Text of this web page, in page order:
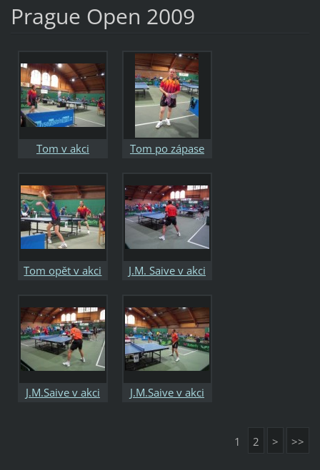
Prague Open 2009
Tom v akci Tom po zápase
Tom opět v akci J.M. Saive v akci
J.M.Saive v akci J.M.Saive v akci
1 2 > >>